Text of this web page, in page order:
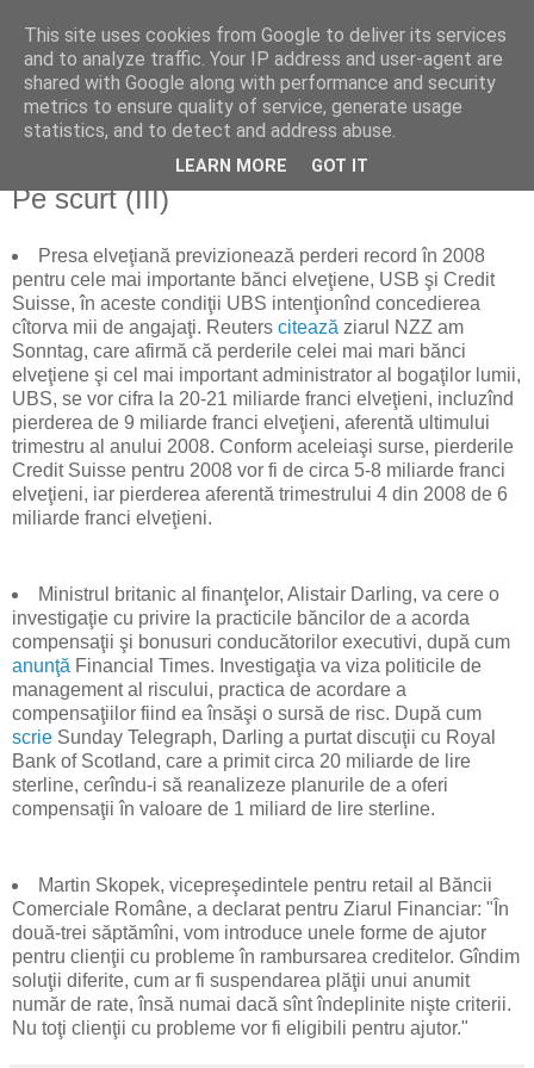
Reflecţii economice
blog de reflecţii, informaţii şi opinii economice
duminică, 8 februarie 2009
Pe scurt (III)
Presa elveţiană previzionează perderi record în 2008
pentru cele mai importante bănci elveţiene, USB şi Credit
Suisse, în aceste condiţii UBS intenţionînd concedierea
cîtorva mii de angajaţi. Reuters citează ziarul NZZ am
Sonntag, care afirmă că perderile celei mai mari bănci
elveţiene şi cel mai important administrator al bogaţilor lumii,
UBS, se vor cifra la 20-21 miliarde franci elveţieni, incluzînd
pierderea de 9 miliarde franci elveţieni, aferentă ultimului
trimestru al anului 2008. Conform aceleiaşi surse, pierderile
Credit Suisse pentru 2008 vor fi de circa 5-8 miliarde franci
elveţieni, iar pierderea aferentă trimestrului 4 din 2008 de 6
miliarde franci elveţieni.
Ministrul britanic al finanţelor, Alistair Darling, va cere o
investigaţie cu privire la practicile băncilor de a acorda
compensaţii şi bonusuri conducătorilor executivi, după cum
anunţă Financial Times. Investigaţia va viza politicile de
management al riscului, practica de acordare a
compensaţiilor fiind ea însăşi o sursă de risc. După cum
scrie Sunday Telegraph, Darling a purtat discuţii cu Royal
Bank of Scotland, care a primit circa 20 miliarde de lire
sterline, cerîndu-i să reanalizeze planurile de a oferi
compensaţii în valoare de 1 miliard de lire sterline.
Martin Skopek, vicepreşedintele pentru retail al Băncii
Comerciale Române, a declarat pentru Ziarul Financiar: "În
două-trei săptămîni, vom introduce unele forme de ajutor
pentru clienţii cu probleme în rambursarea creditelor. Gîndim
soluţii diferite, cum ar fi suspendarea plăţii unui anumit
număr de rate, însă numai dacă sînt îndeplinite nişte criterii.
Nu toţi clienţii cu probleme vor fi eligibili pentru ajutor."
This site uses cookies from Google to deliver its services
and to analyze traffic. Your IP address and user-agent are
shared with Google along with performance and security
metrics to ensure quality of service, generate usage
statistics, and to detect and address abuse.
LEARN MORE GOT IT